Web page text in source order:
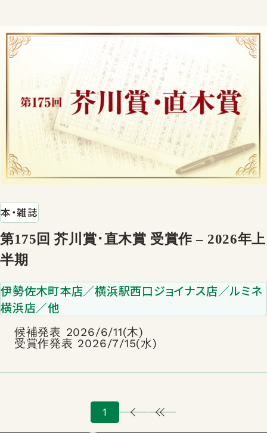
本・雑誌
第175回 芥川賞･直木賞 受賞作 – 2026年上
半期
伊勢佐木町本店／横浜駅西口ジョイナス店／ルミネ
横浜店／他
候補発表 2026/6/11(木)
受賞作発表 2026/7/15(水)
1